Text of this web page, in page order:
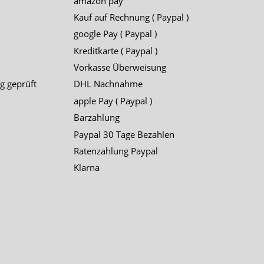
geprüft
Kauf auf Rechnung ( Paypal )
google Pay ( Paypal )
Kreditkarte ( Paypal )
Vorkasse Überweisung
DHL Nachnahme
apple Pay ( Paypal )
Barzahlung
Paypal 30 Tage Bezahlen
Ratenzahlung Paypal
Klarna